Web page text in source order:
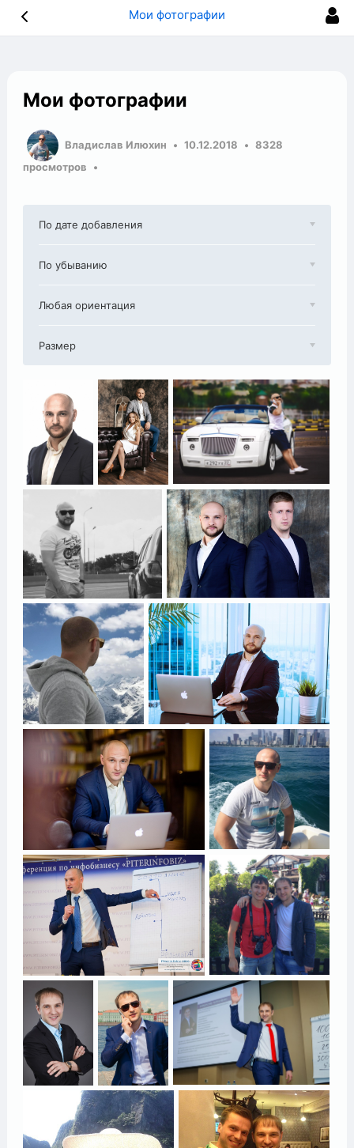
Мои фотографии
Мои фотографии
Владислав Илюхин 10.12.2018
8328
просмотров
По дате добавления
По убыванию
Любая ориентация
Размер